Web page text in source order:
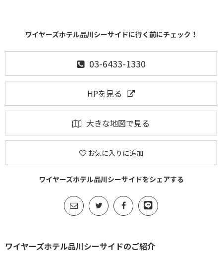
ワイヤーズホテル品川シーサイドに行く前にチェック！
03-6433-1330
HPを見る
大きな地図で見る
お気に入りに追加
ワイヤーズホテル品川シーサイドをシェアする
ワイヤーズホテル品川シーサイドのご紹介